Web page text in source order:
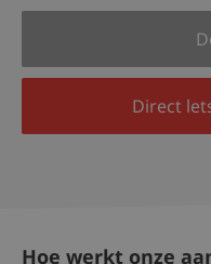
Direct
Hoe werkt onze